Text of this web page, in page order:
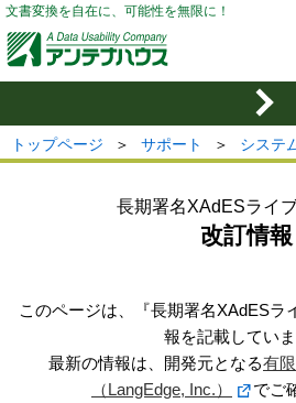
文書変換を自在に、可能性を無限に！
トップページ ＞ サポート ＞ システ
長期署名XAdESライ
改訂情報
このページは、『長期署名XAdESラ
報を記載していま
最新の情報は、開発元となる有
（LangEdge, Inc.）
でご